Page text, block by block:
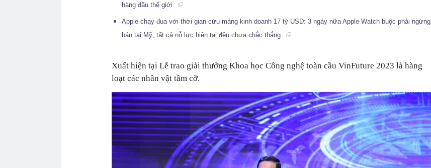
hàng đầu thế giới
Apple chạy đua với thời gian cứu mảng kinh doanh 17 tỷ USD: 3 ngày nữa Apple Watch buộc phải ngừng
bán tại Mỹ, tất cả nỗ lực hiện tại đều chưa chắc thắng
Xuất hiện tại Lễ trao giải thưởng Khoa học Công nghệ toàn cầu VinFuture 2023 là hàng
loạt các nhân vật tầm cỡ.